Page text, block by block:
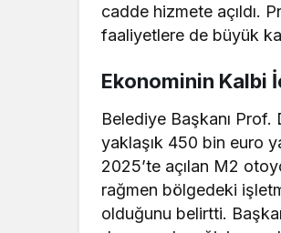
cadde hizmete açıldı.
faaliyetlere de büyük
Ekonominin Kalbi
Belediye Başkanı Prof.
yaklaşık 450 bin euro
2025’te açılan M2
rağmen bölgedeki
olduğunu belirtti.